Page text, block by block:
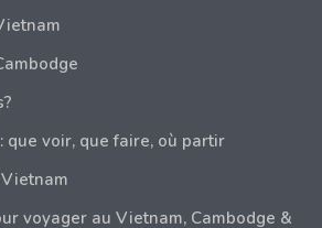
que voir, que faire, où partir
voyager au Vietnam, Cambodge &